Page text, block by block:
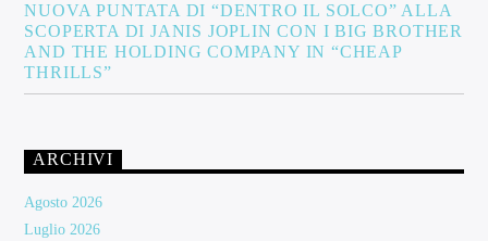
NUOVA PUNTATA DI “DENTRO IL SOLCO” ALLA
SCOPERTA DI JANIS JOPLIN CON I BIG BROTHER
AND THE HOLDING COMPANY IN “CHEAP
THRILLS”
ARCHIVI
Agosto 2026
Luglio 2026